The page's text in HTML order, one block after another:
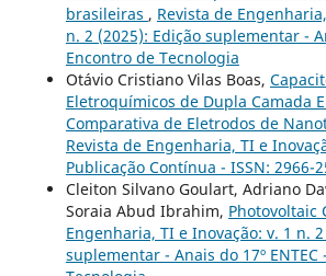
brasileiras , Revista de
n. 2 (2025): Edição suplementar -
Encontro de Tecnologia
Otávio Cristiano Vilas Boas,
Eletroquímicos de Dupla Camada
Comparativa de Eletrodos de
Revista de Engenharia, TI e
Publicação Contínua - ISSN: 2966-
Cleiton Silvano Goulart, Adriano
Soraia Abud Ibrahim, Photovoltaic
Engenharia, TI e Inovação: v. 1 n.
suplementar - Anais do 17º